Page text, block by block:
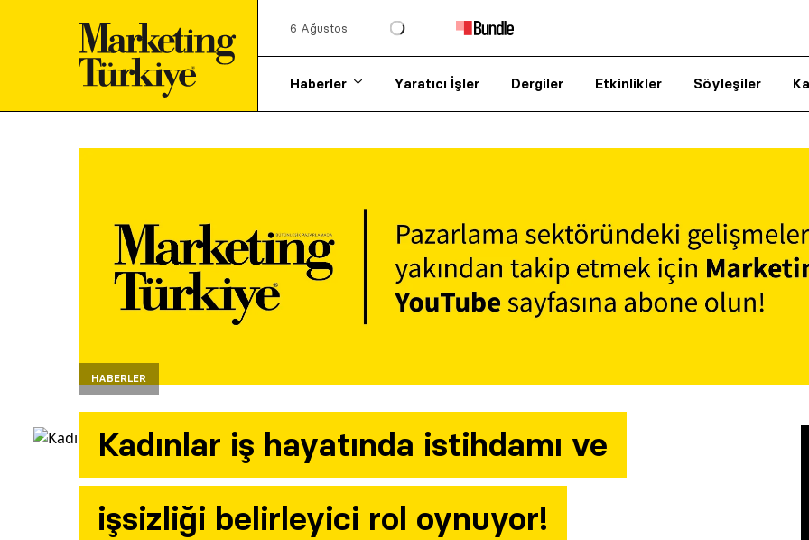
6 Ağustos
Haberler Yaratıcı İşler Dergiler Etkinlikler Söyleşiler
HABERLER
Kadınlar iş hayatında istihdamı ve
işsizliği belirleyici rol oynuyor!